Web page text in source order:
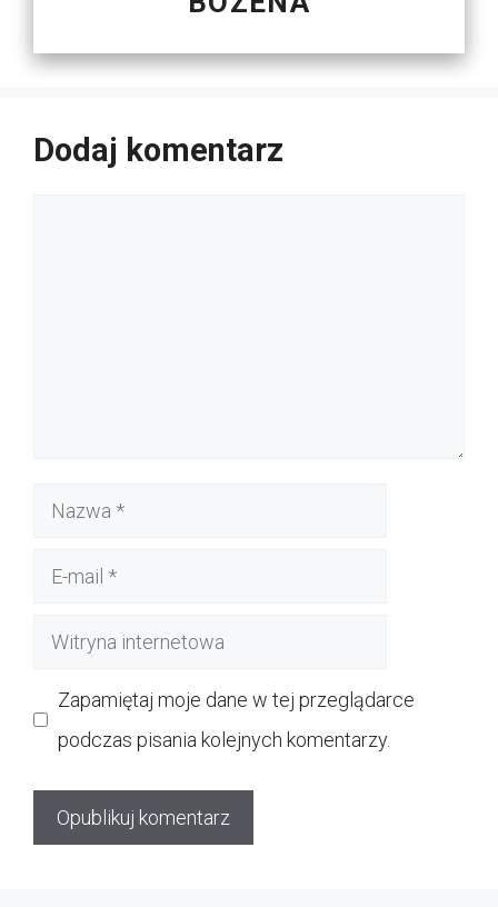
Dodaj komentarz
Nazwa
Witryna
Zapamiętaj moje dane w tej przeglądarce
podczas pisania kolejnych komentarzy.